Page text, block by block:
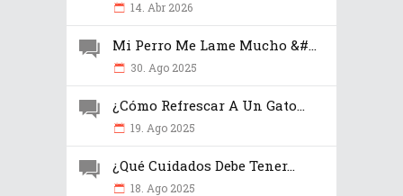
14. Abr 2026
Mi Perro Me Lame Mucho &#...
30. Ago 2025
¿Cómo Refrescar A Un Gato...
19. Ago 2025
¿Qué Cuidados Debe Tener...
18. Ago 2025